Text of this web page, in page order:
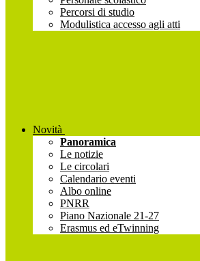
Percorsi di studio
Modulistica accesso agli atti
Novità
Panoramica
Le notizie
Le circolari
Calendario eventi
Albo online
PNRR
Piano Nazionale 21-27
Erasmus ed eTwinning